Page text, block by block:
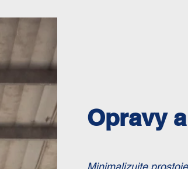
Opravy
Minimalizujte